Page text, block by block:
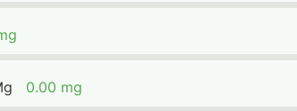
0.00 mg